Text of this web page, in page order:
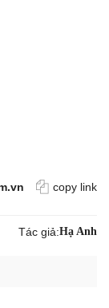
copy link
Tác giả:Hạ Anh